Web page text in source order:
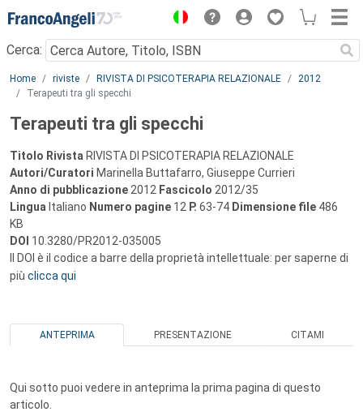
Menu
Cerca:
Main content
Home riviste RIVISTA DI PSICOTERAPIA RELAZIONALE
2012
Terapeuti tra gli specchi
Terapeuti tra gli specchi
Titolo Rivista RIVISTA DI PSICOTERAPIA RELAZIONALE
Autori/Curatori Marinella Buttafarro, Giuseppe Currieri
Anno di pubblicazione 2012 Fascicolo 2012/35
Lingua Italiano Numero pagine 12 P. 63-74 Dimensione file 486
KB
DOI 10.3280/PR2012-035005
Il DOI è il codice a barre della proprietà intellettuale: per saperne di
più clicca qui
ANTEPRIMA PRESENTAZIONE CITAMI
Qui sotto puoi vedere in anteprima la prima pagina di questo
articolo.